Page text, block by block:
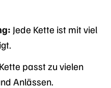
Jede Kette ist mit viel
passt zu vielen
Anlässen.